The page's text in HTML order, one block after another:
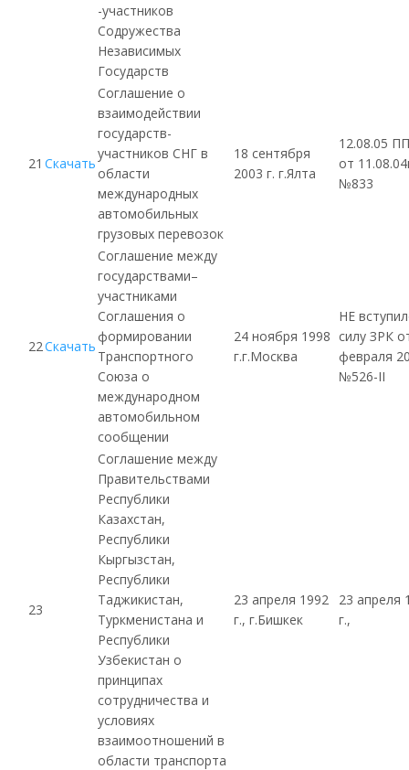
-участников
Содружества
Независимых
Государств
21 Скачать
Соглашение о
взаимодействии
государств-
участников СНГ в
области
международных
автомобильных
грузовых перевозок
18 сентября
2003 г. г.Ялта
12.08.05
от
№833
22Скачать
Соглашение между
государствами–
участниками
Соглашения о
формировании
Транспортного
Союза о
международном
автомобильном
сообщении
24 ноября 1998
г.г.Москва
НЕ
силу ЗРК
февраля
№526-II
23
Соглашение между
Правительствами
Республики
Казахстан,
Республики
Кыргызстан,
Республики
Таджикистан,
Туркменистана и
Республики
Узбекистан о
принципах
сотрудничества и
условиях
взаимоотношений в
области транспорта
23 апреля 1992
г., г.Бишкек
23 апреля
г.,